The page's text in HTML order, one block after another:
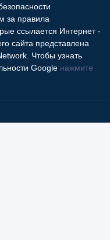
за правила
ссылается Интернет -
сайта представлена
Чтобы узнать
Google нажмите